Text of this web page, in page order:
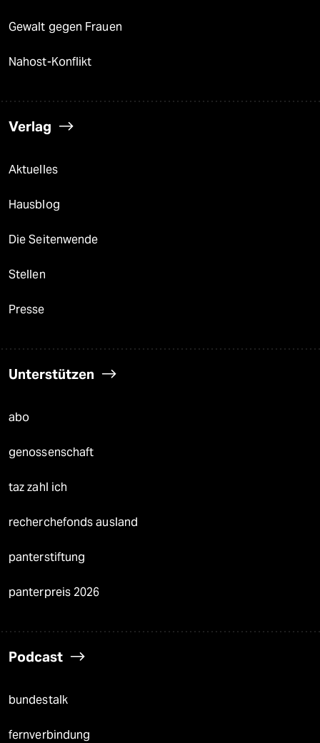
Gewalt gegen Frauen
Nahost-Konflikt
Verlag
Aktuelles
Hausblog
Die Seitenwende
Stellen
Presse
Unterstützen
abo
genossenschaft
taz zahl ich
recherchefonds ausland
panterstiftung
panterpreis 2026
Podcast
bundestalk
fernverbindung